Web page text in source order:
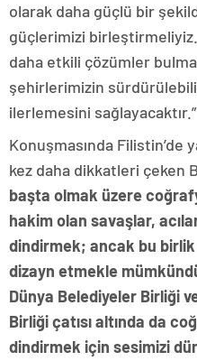
olarak daha güçlü bir
güçlerimizi
daha etkili çözümler
şehirlerimizin
ilerlemesini sağlayacaktır.”
Konuşmasında Filistin’de
kez daha dikkatleri çeken
başta olmak üzere
hakim olan savaşlar,
dindirmek; ancak bu
dizayn etmekle
Dünya Belediyeler Birliği
Birliği çatısı altında da
dindirmek için sesimizi